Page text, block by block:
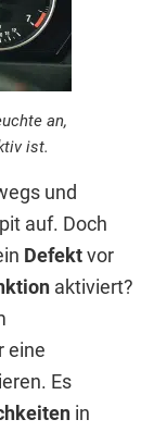
an,
ist.
und
auf. Doch
Defektvor
aktiviert?
eine
Es
in